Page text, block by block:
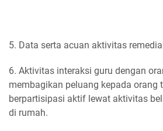
5. Data serta acuan aktivitas
6. Aktivitas interaksi guru dengan
membagikan peluang kepada orang
berpartisipasi aktif lewat aktivitas
di rumah.